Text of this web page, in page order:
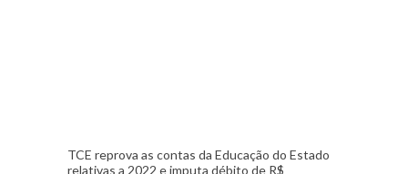
TCE reprova as contas da Educação do Estado
relativas a 2022 e imputa débito de R$